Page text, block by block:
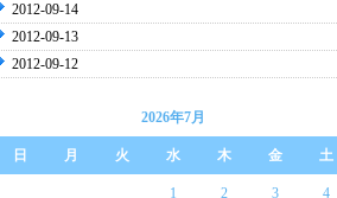
2012-09-14
2012-09-13
2012-09-12
2026年7月
日 月 火 水 木 金 土
1 2 3 4